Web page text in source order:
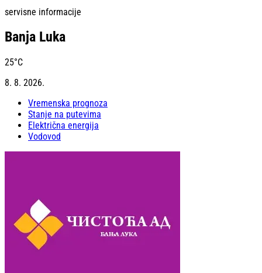
servisne informacije
Banja Luka
25°C
8. 8. 2026.
Vremenska prognoza
Stanje na putevima
Električna energija
Vodovod